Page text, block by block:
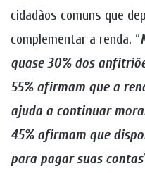
cidadãos comuns que
complementar a renda. “
quase 30% dos
55% afirmam que a
ajuda a continuar
45% afirmam que
para pagar suas contas